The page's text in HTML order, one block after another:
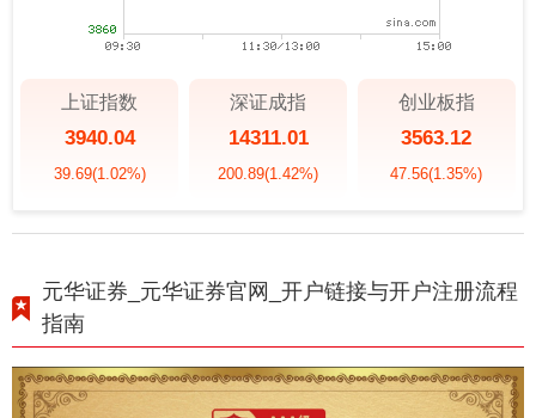
上证指数
3940.04
39.69(1.02%)
深证成指
14311.01
200.89(1.42%)
创业板指
3563.12
47.56(1.35%)
元华证券_元华证券官网_开户链接与开户注册流程
指南